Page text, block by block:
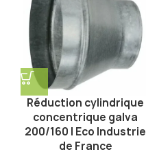
Réduction cylindrique
concentrique galva
200/160 | Eco Industrie
de France